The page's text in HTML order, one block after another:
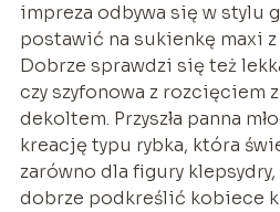
impreza odbywa się w stylu
postawić na sukienkę maxi
Dobrze sprawdzi się też
czy szyfonowa z rozcięciem
dekoltem. Przyszła panna
kreację typu rybka, która
zarówno dla figury
dobrze podkreślić kobiece